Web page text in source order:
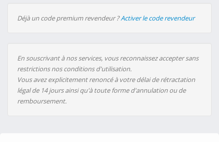
Déjà un code premium revendeur ?Activer le code revendeur
En souscrivant à nos services, vous reconnaissez accepter sans
restrictions nos conditions d'utilisation.
Vous avez explicitement renoncé à votre délai de rétractation
légal de 14 jours ainsi qu'à toute forme d'annulation ou de
remboursement.